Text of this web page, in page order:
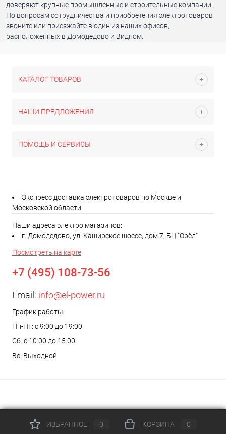
доверяют крупные промышленные и строительные компании.
По вопросам сотрудничества и приобретения электротоваров
звоните или приезжайте в один из наших офисов,
расположенных в Домодедово и Видном.
КАТАЛОГ ТОВАРОВ
НАШИ ПРЕДЛОЖЕНИЯ
ПОМОЩЬ И СЕРВИСЫ
Экспресс доставка электротоваров по Москве и
Московской области
Наши адреса электро магазинов:
г. Домодедово, ул. Каширское шоссе, дом 7, БЦ "Орёл"
Посмотреть на карте
+7 (495) 108-73-56
Email: info@el-power.ru
График работы
Пн-Пт: с 9:00 до 19:00
Сб: с 10:00 до 15:00
Вс: Выходной
ИЗБРАННОЕ 0 КОРЗИНА 0